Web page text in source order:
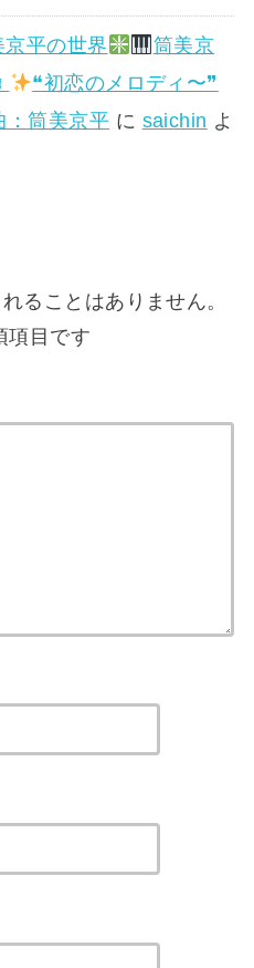
京平の世界
筒美京
❝初恋のメロディ〜❞
：筒美京平 に saichin よ
ることはありません。
項目です